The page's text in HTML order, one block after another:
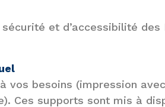
et d’accessibilité des
vos besoins (impression
Ces supports sont mis à